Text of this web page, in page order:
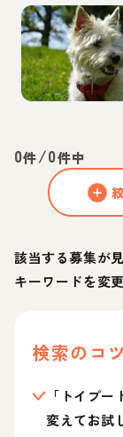
0件/0件中
該当する募集が
キーワードを変
検索のコツ
「トイプ
変えてお試